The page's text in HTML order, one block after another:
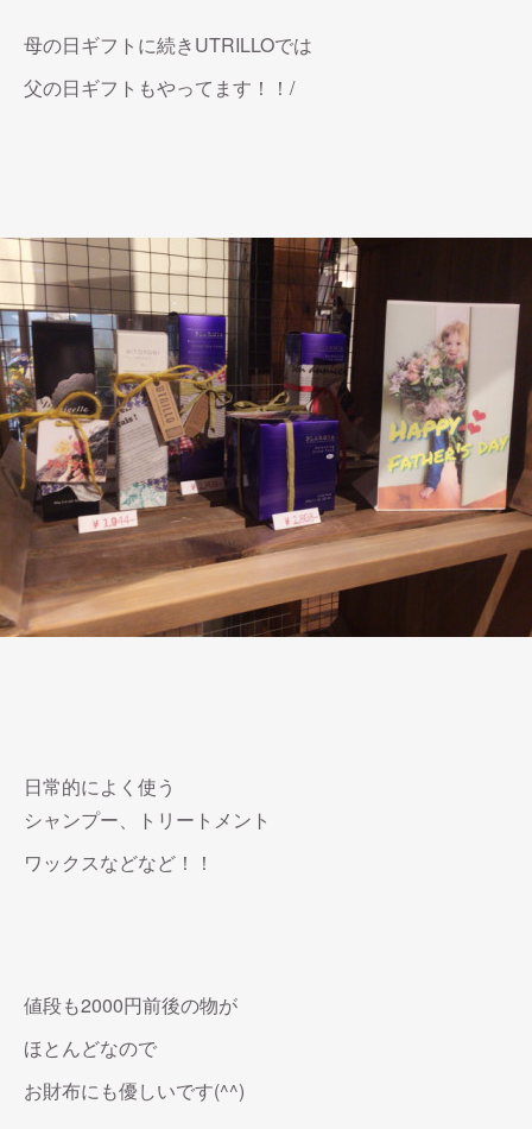
母の日ギフトに続きUTRILLOでは
父の日ギフトもやってます！！/
日常的によく使う
シャンプー、トリートメント
ワックスなどなど！！
値段も2000円前後の物が
ほとんどなので
お財布にも優しいです(^^)